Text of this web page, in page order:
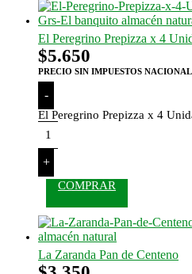
El Peregrino Prepizza x 4
$5.650
PRECIO SIN IMPUESTOS
-
El Peregrino Prepizza x 4
+
COMPRAR
La Zaranda Pan de Centeno